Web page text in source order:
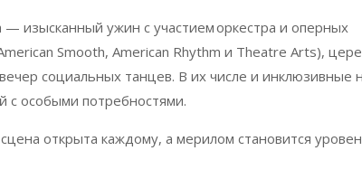
— изысканный ужин с участием оркестра и оперных
Smooth, American Rhythm и Theatre Arts),
социальных танцев. В их числе и инклюзивные
с особыми потребностями.
открыта каждому, а мерилом становится